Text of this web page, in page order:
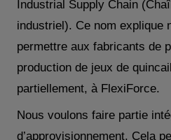
Industrial Supply Chain
industriel). Ce nom explique
permettre aux fabricants de
production de jeux de
partiellement, à FlexiForce.
Nous voulons faire partie
d’approvisionnement. Cela